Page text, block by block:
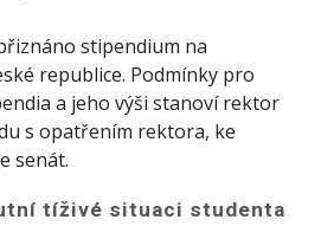
stipendium na
republice. Podmínky pro
a jeho výši stanoví rektor
s opatřením rektora, ke
senát.
tíživé situaci studenta